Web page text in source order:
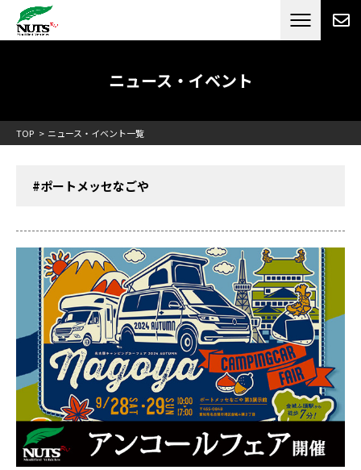
日本最大級のキャンピングカーメーカー
RV[テレビCM放送]
ニュース・イベント
TOP ニュース・イベント一覧
#ポートメッセなごや